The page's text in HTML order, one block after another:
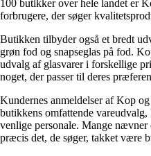
100 butikker over hele landet er
forbrugere, der søger
Butikken tilbyder også et bredt
grøn fod og snapseglas på fod.
udvalg af glasvarer i forskellige
noget, der passer til deres
Kundernes anmeldelser af Kop
butikkens omfattende
venlige personale. Mange
præcis det, de søger, takket være